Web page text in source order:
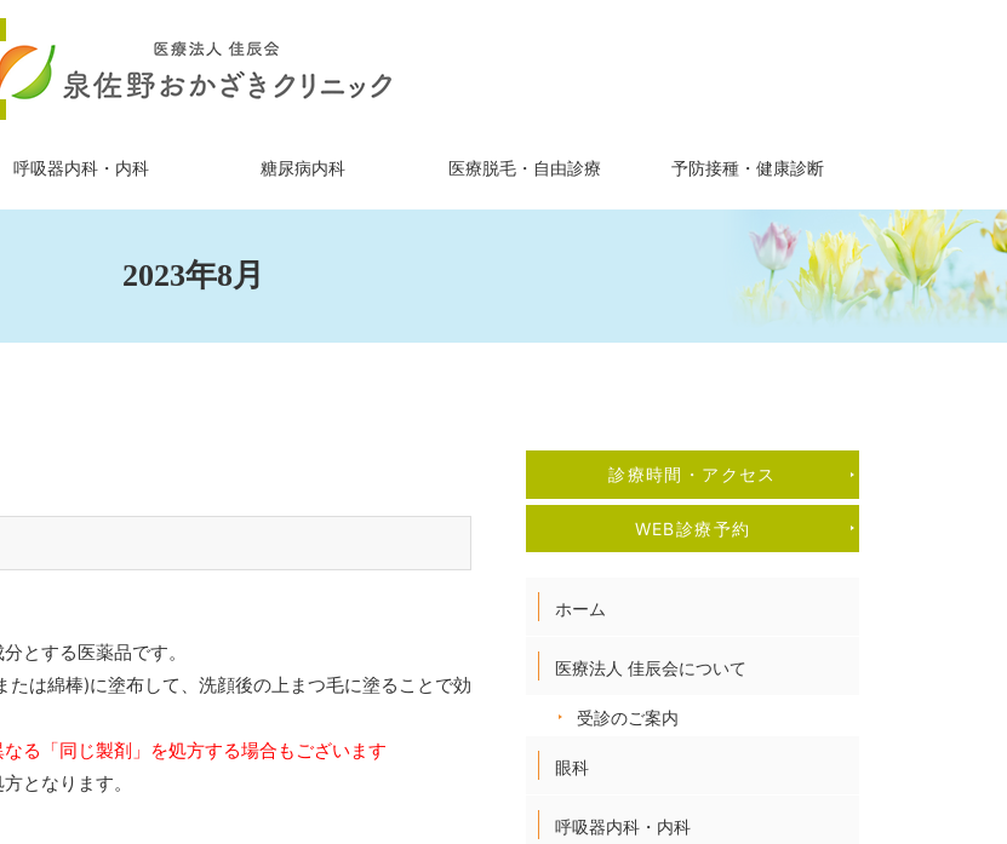
2023年8月
まつ毛美容液
とする医薬品です。
は綿棒)に塗布して、洗顔後の上まつ毛に塗ることで効
る「同じ製剤」を処方する場合もございます
となります。
診療時間・アクセス
WEB診療予約
ホーム
医療法人 佳辰会について
受診のご案内
眼科
呼吸器内科・内科
呼吸器内科・内科 糖尿病内科 医療脱毛・自由診療 予防接種・健康診断